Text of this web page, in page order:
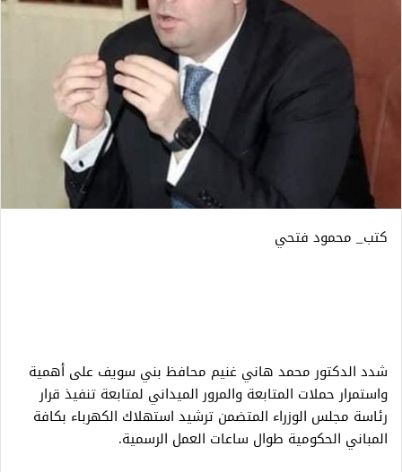
كتب_ محمود فتحي
شدد الدكتور محمد هاني غنيم محافظ بني سويف على أهمية
واستمرار حملات المتابعة والمرور الميداني لمتابعة تنفيذ قرار
رئاسة مجلس الوزراء المتضمن ترشيد استهلاك الكهرباء بكافة
المباني الحكومية طوال ساعات العمل الرسمية.